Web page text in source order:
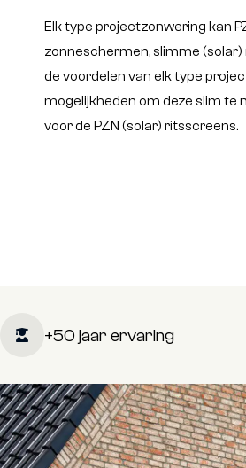
Elk type projectzonwering kan
zonneschermen, slimme
de voordelen van elk type
mogelijkheden om deze slim te
voor de PZN (solar) ritsscreens.
+50 jaar ervaring